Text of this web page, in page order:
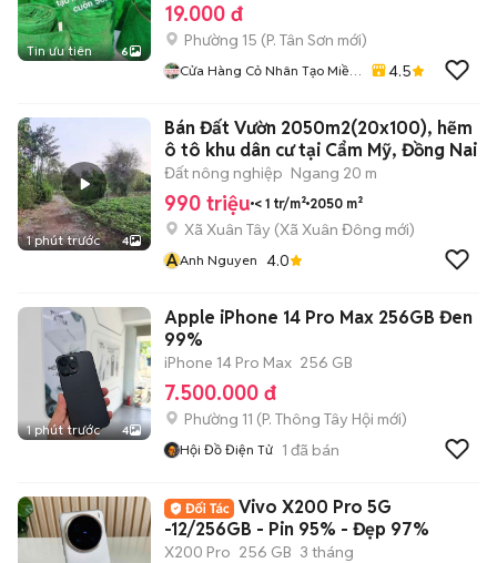
Tin ưu tiên 6
19.000 đ
Phường 15 (P. Tân Sơn mới)
Cửa Hàng Cỏ Nhân Tạo Miền
4.5
1 phút trước 4
Bán Đất Vườn 2050m2(20x100), hẽm
ô tô khu dân cư tại Cẩm Mỹ, Đồng Nai
Đất nông nghiệp Ngang 20 m
990 triệu < 1 tr/m² 2050 m²
Xã Xuân Tây (Xã Xuân Đông mới)
AAnh Nguyen 4.0
1 phút trước 4
Apple iPhone 14 Pro Max 256GB Đen
99%
iPhone 14 Pro Max 256 GB
7.500.000 đ
Phường 11 (P. Thông Tây Hội mới)
Hội Đồ Điện Tử 1 đã bán
Vivo X200 Pro 5G
-12/256GB - Pin 95% - Đẹp 97%
X200 Pro 256 GB 3 tháng